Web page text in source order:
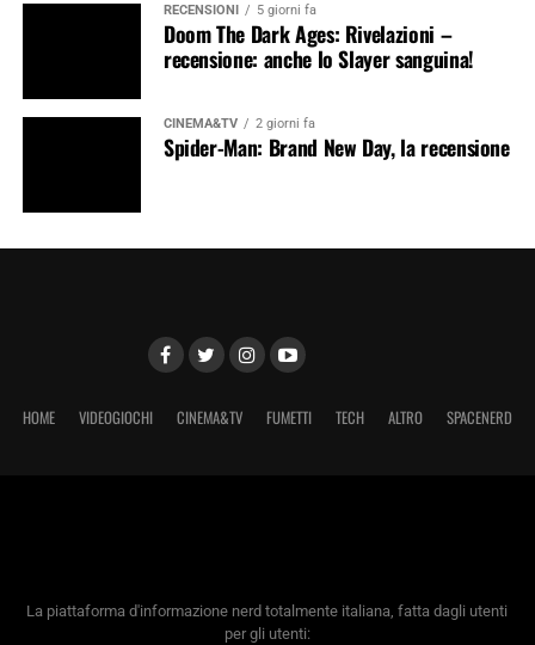
RECENSIONI 5 giorni fa
Doom The Dark Ages: Rivelazioni –
recensione: anche lo Slayer sanguina!
CINEMA&TV 2 giorni fa
Spider-Man: Brand New Day, la recensione
HOME VIDEOGIOCHI CINEMA&TV FUMETTI TECH ALTRO SPACENERD
La piattaforma d'informazione nerd totalmente italiana, fatta dagli utenti
per gli utenti: